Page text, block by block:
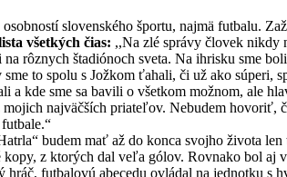
slovenského športu, najmä futbalu.
všetkých čias: ,,Na zlé správy človek nikdy
rôznych štadiónoch sveta. Na ihrisku sme
to spolu s Jožkom ťahali, či už ako súperi,
a kde sme sa bavili o všetkom možnom, ale
najväčších priateľov. Nebudem hovoriť,
budem mať až do konca svojho života
z ktorých dal veľa gólov. Rovnako bol aj
hráč, futbalovú abecedu ovládal na jednotku